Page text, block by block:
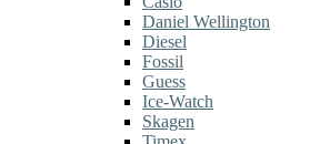
Daniel Wellington
Diesel
Fossil
Guess
Ice-Watch
Skagen